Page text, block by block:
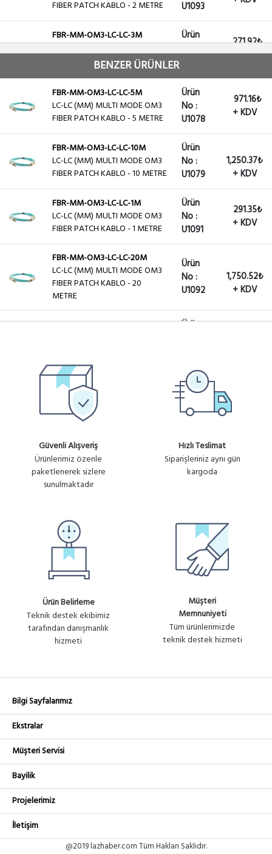
FIBER PATCH KABLO - 2 METRE
U1093
FBR-MM-OM3-LC-LC-3M
FIBER PATCH KABLO - 3 METRE
Ürün
271.92₺
+ KDV
FBR-MM-OM3-LC-LC-30M
LC-LC (MM) MULTI MODE OM3
FIBER PATCH KABLO - 30
Ürün
No :
U1607
2,000.59₺
FBR-MM-OM3-LC-LC-25M
LC-LC (MM) MULTI MODE OM3
Ürün
No :
U1614
1,750.52₺
+ KDV
BENZER ÜRÜNLER
FBR-MM-OM3-LC-LC-5M
LC-LC (MM) MULTI MODE OM3
FIBER PATCH KABLO - 5 METRE
Ürün
No :
U1078
971.16₺
+ KDV
FBR-MM-OM3-LC-LC-10M
LC-LC (MM) MULTI MODE OM3
FIBER PATCH KABLO - 10 METRE
Ürün
No :
U1079
1,250.37₺
+ KDV
FBR-MM-OM3-LC-LC-1M
LC-LC (MM) MULTI MODE OM3
FIBER PATCH KABLO - 1 METRE
Ürün
No :
U1091
291.35₺
+ KDV
FBR-MM-OM3-LC-LC-20M
LC-LC (MM) MULTI MODE OM3
FIBER PATCH KABLO - 20
METRE
Ürün
No :
U1092
1,750.52₺
+ KDV
FBR-MM-OM3-LC-LC-2M
Ürün
FBR-MM-OM3-LC-LC-3M
LC-LC (MM) MULTI MODE OM3
FIBER PATCH KABLO - 3 METRE
Ürün
No :
U1094
LC-LC (MM) MULTI MODE OM3
FIBER PATCH KABLO - 30
METRE
Ürün
No :
U1607
2,000.59₺
+ KDV
FIBER PATCH KABLO - 25
METRE
No :
U1614
1,750.52₺
FBR-MM-OM3-LC-LC-40M
LC-LC (MM) MULTI MODE OM3
METRE
Ürün
U1660
Güvenli Alışveriş
Ürünlerimiz özenle
paketlenerek sizlere
sunulmaktadır
Hızlı Teslimat
Siparişleriniz aynı gün
kargoda
Ürün Belirleme
Teknik destek ekibimiz
tarafından danışmanlık
hizmeti
Müşteri
Memnuniyeti
Tüm ürünlerimizde
teknik destek hizmeti
Bilgi Sayfalarımız
Ekstralar
Müşteri Servisi
Bayilik
Projelerimiz
İletişim
@2019 lazhaber.com Tüm Hakları Saklıdır.